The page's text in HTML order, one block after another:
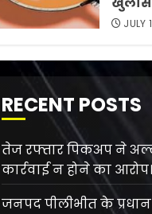
JULY
RECENT POSTS
तेज रफ्तार पिकअप ने
कार्रवाई न होने का आरोप।
जनपद पीलीभीत के